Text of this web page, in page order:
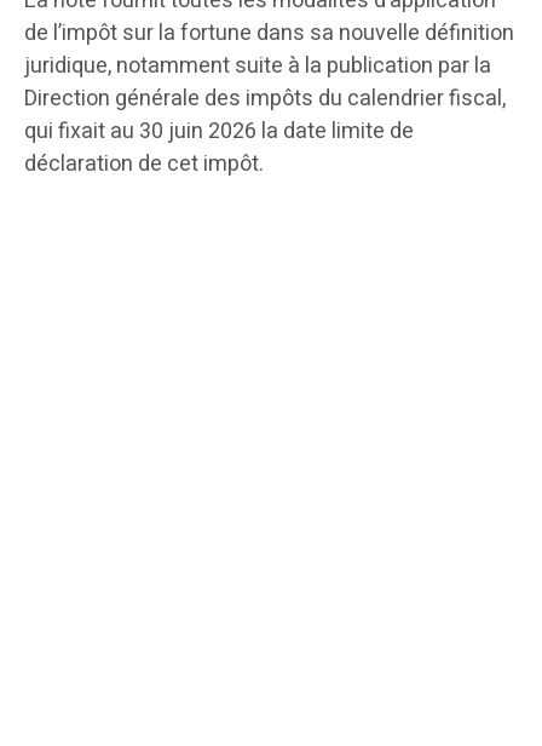
de l’impôt sur la fortune dans sa nouvelle définition
juridique, notamment suite à la publication par la
Direction générale des impôts du calendrier fiscal,
qui fixait au 30 juin 2026 la date limite de
déclaration de cet impôt.